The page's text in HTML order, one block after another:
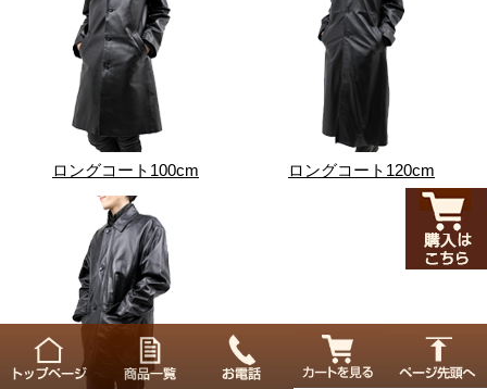
ロングコート100cm ロングコート120cm